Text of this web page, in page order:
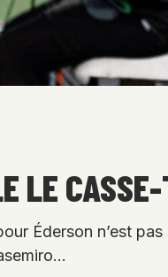
LE
Éderson n’est